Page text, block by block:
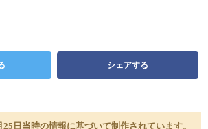
シェアする
日当時の情報に基づいて制作されています。